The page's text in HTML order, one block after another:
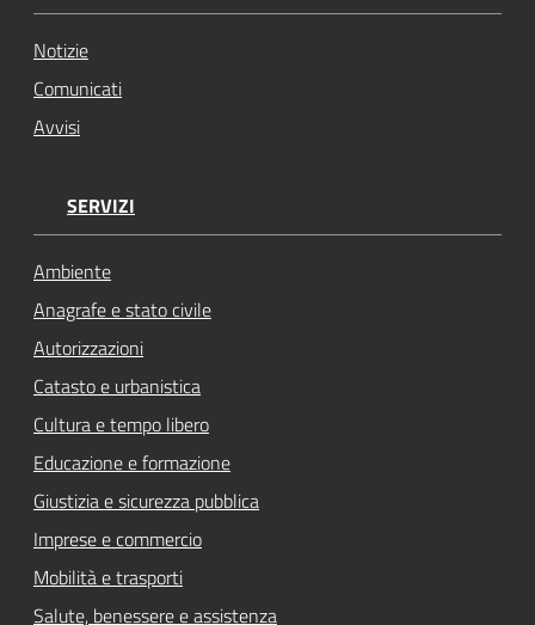
Notizie
Comunicati
Avvisi
SERVIZI
Ambiente
Anagrafe e stato civile
Autorizzazioni
Catasto e urbanistica
Cultura e tempo libero
Educazione e formazione
Giustizia e sicurezza pubblica
Imprese e commercio
Mobilità e trasporti
Salute, benessere e assistenza